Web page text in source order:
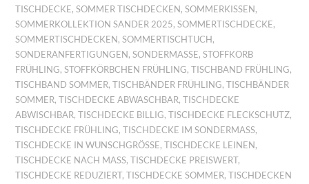
TISCHDECKE,SOMMER TISCHDECKEN ,SOMMERKISSEN ,
SOMMERKOLLEKTION SANDER 2025,SOMMERTISCHDECKE,
SOMMERTISCHDECKEN ,SOMMERTISCHTUCH ,
SONDERANFERTIGUNGEN ,SONDERMASSE ,STOFFKORB
FRÜHLING,STOFFKÖRBCHEN FRÜHLING,TISCHBAND FRÜHLING,
TISCHBAND SOMMER,TISCHBÄNDER FRÜHLING,TISCHBÄNDER
SOMMER,TISCHDECKE ABWASCHBAR,TISCHDECKE
ABWISCHBAR,TISCHDECKE BILLIG,TISCHDECKE FLECKSCHUTZ,
TISCHDECKE FRÜHLING,TISCHDECKE IM SONDERMASS ,
TISCHDECKE IN WUNSCHGRÖSSE ,TISCHDECKE LEINEN ,
TISCHDECKE NACH MASS ,TISCHDECKE PREISWERT,
TISCHDECKE REDUZIERT,TISCHDECKE SOMMER,TISCHDECKEN